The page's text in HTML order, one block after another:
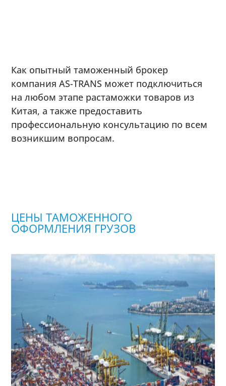
Как опытный таможенный брокер
компания AS-TRANS может подключиться
на любом этапе растаможки товаров из
Китая, а также предоставить
профессиональную консультацию по всем
возникшим вопросам.
ЦЕНЫ ТАМОЖЕННОГО
ОФОРМЛЕНИЯ ГРУЗОВ